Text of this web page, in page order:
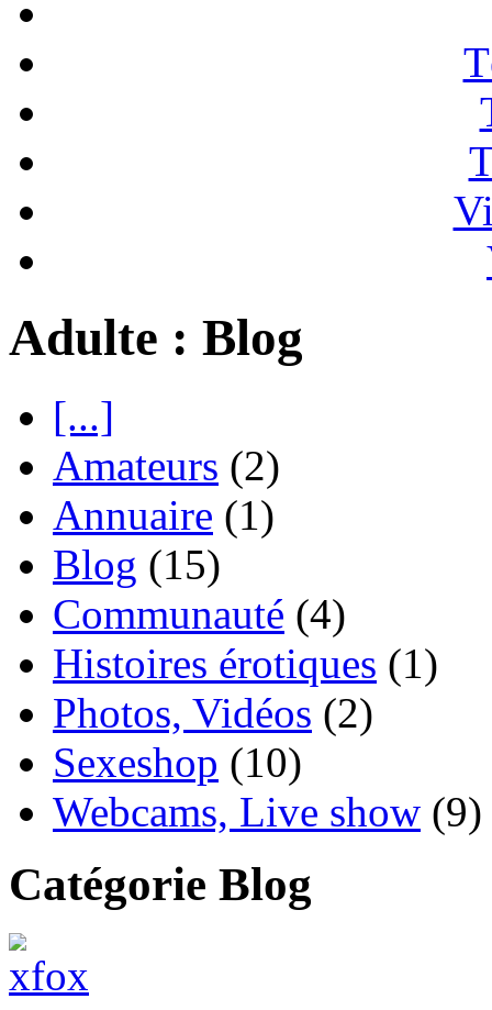
Adulte : Blog
[...]
Amateurs (2)
Annuaire (1)
Blog (15)
Communauté (4)
Histoires érotiques (1)
Photos, Vidéos (2)
Sexeshop (10)
Webcams, Live show (9)
Catégorie Blog